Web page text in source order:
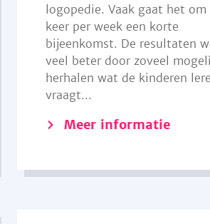
logopedie. Vaak gaat het om
keer per week een korte
bijeenkomst. De resultaten
veel beter door zoveel
herhalen wat de kinderen
vraagt...
Meer informatie